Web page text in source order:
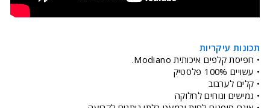
תכונות עיקריות
• חפיסת קלפים איכותית Modiano.
• עשויים 100% פלסטיק
• קלים לערבוב
• גמישים ונוחים לחלוקה